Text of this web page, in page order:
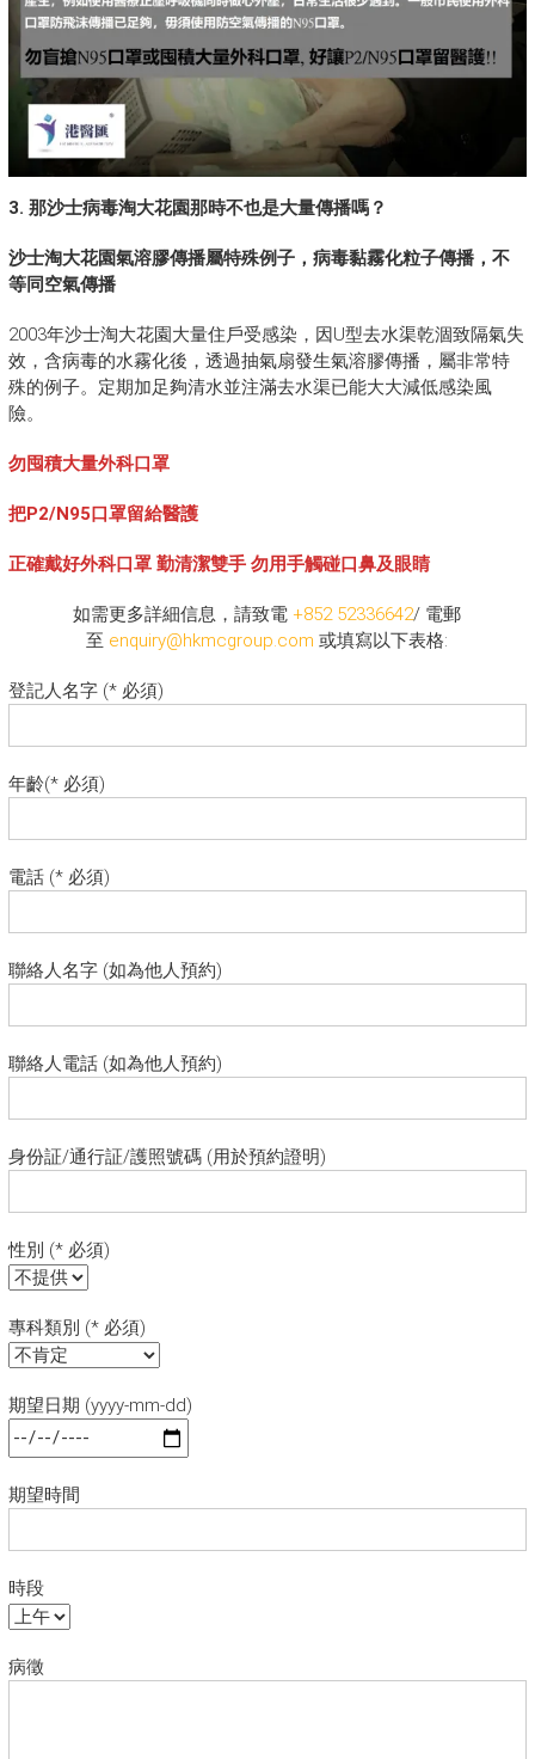
3. 那沙士病毒淘大花園那時不也是大量傳播嗎？
沙士淘大花園氣溶膠傳播屬特殊例子，病毒黏霧化粒子傳播，不
等同空氣傳播
2003年沙士淘大花園大量住戶受感染，因U型去水渠乾涸致隔氣失
效，含病毒的水霧化後，透過抽氣扇發生氣溶膠傳播，屬非常特
殊的例子。定期加足夠清水並注滿去水渠已能大大減低感染風
險。
勿囤積大量外科口罩
把P2/N95口罩留給醫護
正確戴好外科口罩 勤清潔雙手 勿用手觸碰口鼻及眼睛
如需更多詳細信息，請致電 +852 52336642/ 電郵
至 enquiry@hkmcgroup.com 或填寫以下表格:
登記人名字 (* 必須)
年齡(* 必須)
電話 (* 必須)
聯絡人名字 (如為他人預約)
聯絡人電話 (如為他人預約)
身份証/通行証/護照號碼 (用於預約證明)
性別 (* 必須)
專科類別 (* 必須)
期望日期 (yyyy-mm-dd)
期望時間
時段
病徵